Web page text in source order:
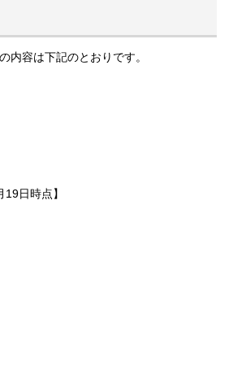
内容は下記のとおりです。
日時点】